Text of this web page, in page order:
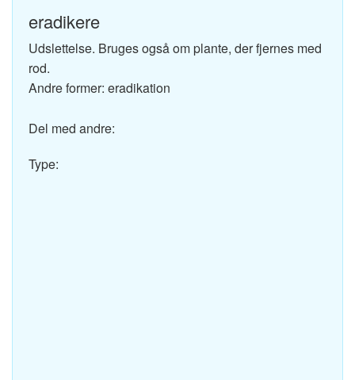
eradikere
Udslettelse. Bruges også om plante, der fjernes med
rod.
Andre former: eradikation
Del med andre:
Type: